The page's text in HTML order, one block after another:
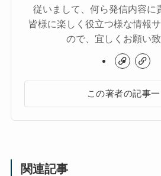
従いまして、何ら発信内容に
皆様に楽しく役立つ様な情報
ので、宜しくお願い致
この著者の記事
関連記事